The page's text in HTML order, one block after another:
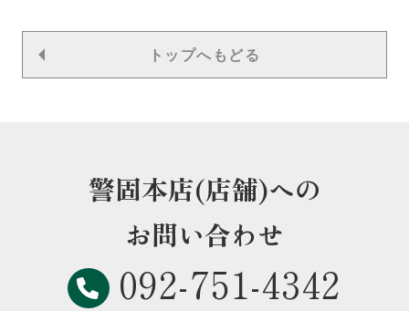
トップへもどる
警固本店(店舗)への
お問い合わせ
092-751-4342